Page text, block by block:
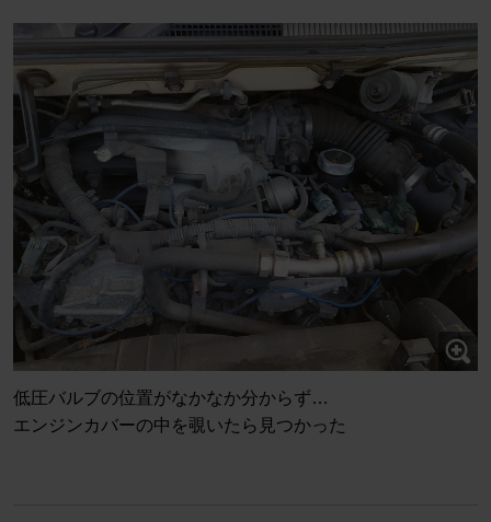
低圧バルブの位置がなかなか分からず…
エンジンカバーの中を覗いたら見つかった